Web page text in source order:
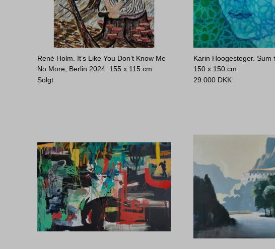
René Holm. It’s Like You Don’t Know Me
No More, Berlin 2024. 155 x 115 cm
Solgt
Karin Hoogesteger. Sum
150 x 150 cm
29.000 DKK